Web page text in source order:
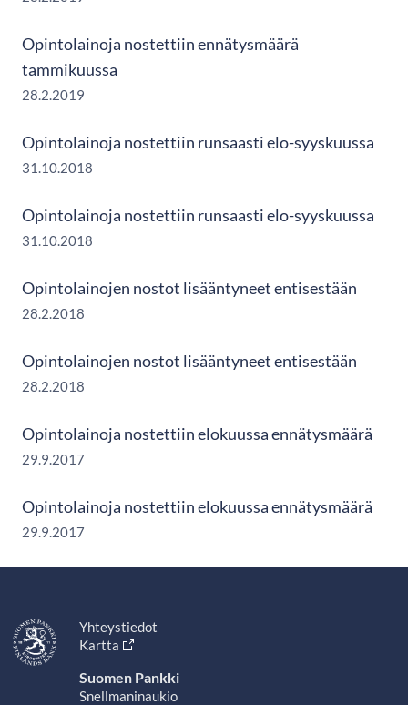
Opintolainoja nostettiin ennätysmäärä
tammikuussa
28.2.2019
Opintolainoja nostettiin runsaasti elo-syyskuussa
31.10.2018
Opintolainoja nostettiin runsaasti elo-syyskuussa
31.10.2018
Opintolainojen nostot lisääntyneet entisestään
28.2.2018
Opintolainojen nostot lisääntyneet entisestään
28.2.2018
Opintolainoja nostettiin elokuussa ennätysmäärä
29.9.2017
Opintolainoja nostettiin elokuussa ennätysmäärä
29.9.2017
Yhteystiedot
Kartta
Suomen Pankki
Snellmaninaukio